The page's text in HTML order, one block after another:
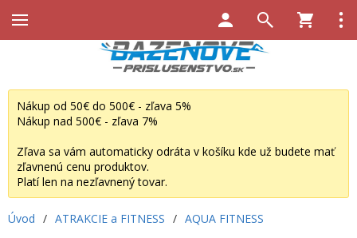
Nákup od 50€ do 500€ - zľava 5%
Nákup nad 500€ - zľava 7%
Zľava sa vám automaticky odráta v košíku kde už budete mať
zľavnenú cenu produktov.
Platí len na nezľavnený tovar.
Úvod / ATRAKCIE a FITNESS / AQUA FITNESS